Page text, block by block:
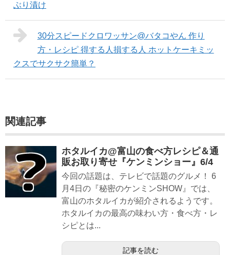
ぶり漬け
30分スピードクロワッサン@バタコやん 作り
方・レシピ 得する人損する人 ホットケーキミッ
クスでサクサク簡単？
関連記事
ホタルイカ@富山の食べ方レシピ＆通
販お取り寄せ『ケンミンショー』6/4
今回の話題は、テレビで話題のグルメ！ 6
月4日の『秘密のケンミンSHOW』では、
富山のホタルイカが紹介されるようです。
ホタルイカの最高の味わい方・食べ方・レ
シピとは...
記事を読む